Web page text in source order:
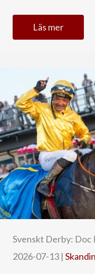
Läs mer
Svenskt Derby: Doc
2026-07-13 |